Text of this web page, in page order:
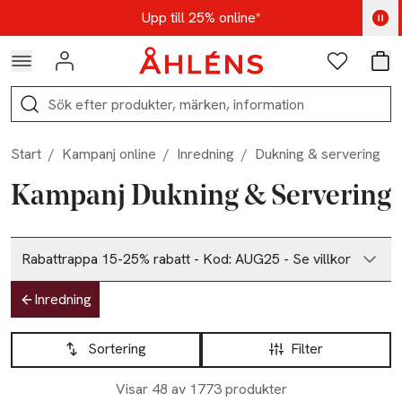
Hoppa till navigationsmenynUpp till 25% online*
Kod: AUG25 - Shoppa nu
Logga in Favoriter
Sök
Start / Kampanj online / Inredning / Dukning & servering
Kampanj Dukning & Servering
Rabattrappa 15-25% rabatt - Kod: AUG25 - Se villkor
Hoppa till produktsidan
Inredning
Hoppa till produktsidan
Filter
Sortering
Visar 48 av 1773 produkter
Lista över produkter